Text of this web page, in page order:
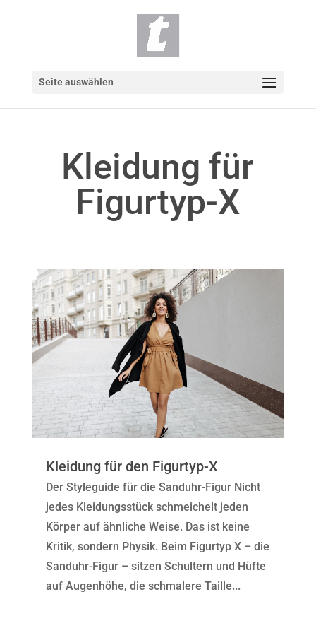
Seite auswählen
Kleidung für
Figurtyp-X
Kleidung für den Figurtyp-X
Der Styleguide für die Sanduhr-Figur Nicht
jedes Kleidungsstück schmeichelt jeden
Körper auf ähnliche Weise. Das ist keine
Kritik, sondern Physik. Beim Figurtyp X – die
Sanduhr-Figur – sitzen Schultern und Hüfte
auf Augenhöhe, die schmalere Taille...